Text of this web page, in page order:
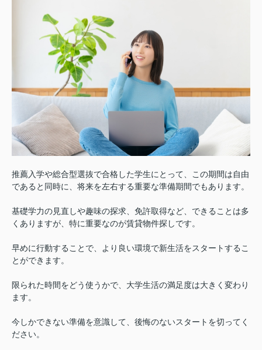
推薦入学や総合型選抜で合格した学生にとって、この期間は自由
であると同時に、将来を左右する重要な準備期間でもあります。
基礎学力の見直しや趣味の探求、免許取得など、できることは多
くありますが、特に重要なのが賃貸物件探しです。
早めに行動することで、より良い環境で新生活をスタートするこ
とができます。
限られた時間をどう使うかで、大学生活の満足度は大きく変わり
ます。
今しかできない準備を意識して、後悔のないスタートを切ってく
ださい。